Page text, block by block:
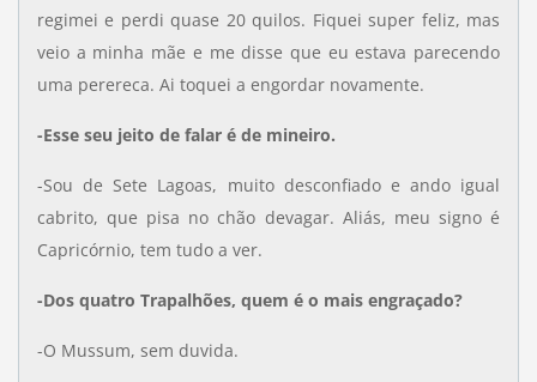
regimei e perdi quase 20 quilos. Fiquei super feliz, mas
veio a minha mãe e me disse que eu estava parecendo
uma perereca. Ai toquei a engordar novamente.
-Esse seu jeito de falar é de mineiro.
-Sou de Sete Lagoas, muito desconfiado e ando igual
cabrito, que pisa no chão devagar. Aliás, meu signo é
Capricórnio, tem tudo a ver.
-Dos quatro Trapalhões, quem é o mais engraçado?
-O Mussum, sem duvida.